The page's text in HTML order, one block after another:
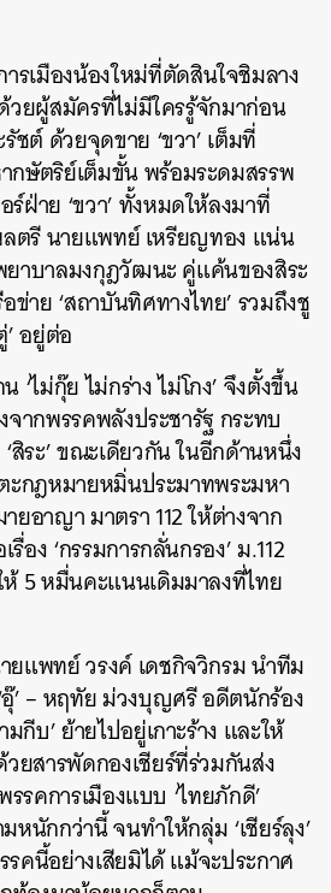
รเมืองน้องใหม่ที่ตัดสินใจชิมลาง
วยผู้สมัครที่ไม่มีใครรู้จักมาก่อน
ชต์ ด้วยจุดขาย ‘ขวา’เต็มที่
กษัตริย์เต็มขั้นพร้อมระดมสรรพ
ร์ฝ่าย ‘ขวา’ทั้งหมดให้ลงมาที่
ตรี นายแพทย์ เหรียญทอง แน่น
ยาบาลมงกุฎวัฒนะ คู่แค้นของสิระ
ข่าย‘สถาบันทิศทางไทย’รวมถึงชู
’อยู่ต่อ
‘ไม่กุ๊ย ไม่กร่าง ไม่โกง’จึงตั้งขึ้น
ากพรรคพลังประชารัฐ กระทบ
‘สิระ’ขณะเดียวกัน ในอีกด้านหนึ่ง
ะกฎหมายหมิ่นประมาทพระมหา
ยอาญา มาตรา112ให้ต่างจาก
รื่อง‘กรรมการกลั่นกรอง’ม.112
5หมื่นคะแนนเดิมมาลงที่ไทย
แพทย์ วรงค์ เดชกิจวิกรม นำทีม
อุ๊’–หฤทัย ม่วงบุญศรี อดีตนักร้อง
มกีบ’ย้ายไปอยู่เกาะร้าง และให้
ยสารพัดกองเชียร์ที่ร่วมกันส่ง
รรคการเมืองแบบ ‘ไทยภักดี’
หนักกว่านี้ จนทำให้กลุ่ม‘เชียร์ลุง’
คนี้อย่างเสียมิได้ แม้จะประกาศ